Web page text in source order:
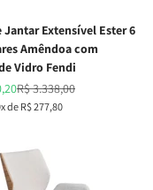
Jantar Extensível Ester 6
Amêndoa com
Vidro Fendi
Preço normal
R$ 3.338,00
de R$ 277,80